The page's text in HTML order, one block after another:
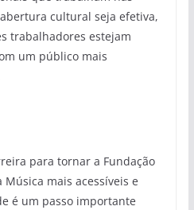
cultural seja efetiva,
trabalhadores estejam
um público mais
para tornar a Fundação
Música mais acessíveis e
é um passo importante